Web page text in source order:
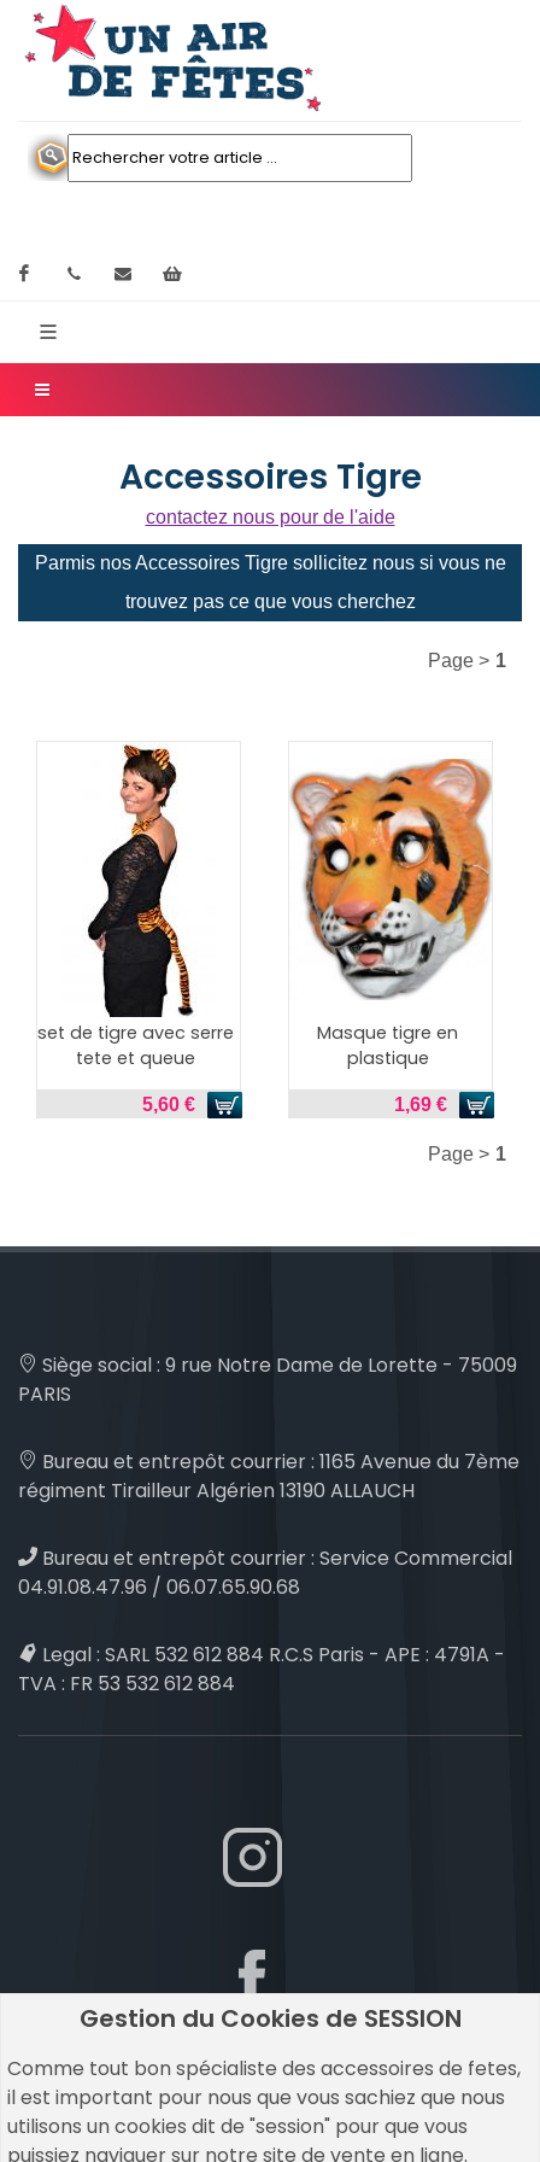
Gestion du Cookies de SESSION
Comme tout bon spécialiste des accessoires de fetes,
il est important pour nous que vous sachiez que nous
utilisons un cookies dit de "session" pour que vous
puissiez naviguer sur notre site de vente en ligne.
Facebook contactez nous
Accessoires Tigre
contactez nous pour de l'aide
Parmis nos Accessoires Tigre sollicitez nous si vous ne
trouvez pas ce que vous cherchez
Page > 1
set de tigre avec serre
tete et queue
5,60 €
Masque tigre en
plastique
1,69 €
Page > 1
Siège social : 9 rue Notre Dame de Lorette - 75009
PARIS
Bureau et entrepôt courrier : 1165 Avenue du 7ème
régiment Tirailleur Algérien 13190 ALLAUCH
Bureau et entrepôt courrier : Service Commercial
04.91.08.47.96 / 06.07.65.90.68
Legal : SARL 532 612 884 R.C.S Paris - APE : 4791A -
TVA : FR 53 532 612 884